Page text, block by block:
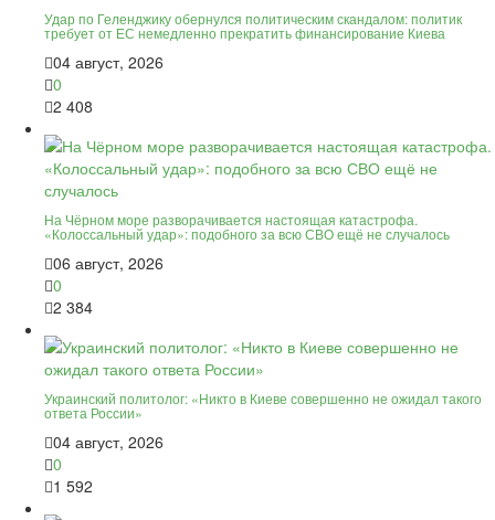
Удар по Геленджику обернулся политическим скандалом: политик
требует от ЕС немедленно прекратить финансирование Киева
04 август, 2026
0
2 408
На Чёрном море разворачивается настоящая катастрофа.
«Колоссальный удар»: подобного за всю СВО ещё не случалось
06 август, 2026
0
2 384
Украинский политолог: «Никто в Киеве совершенно не ожидал такого
ответа России»
04 август, 2026
0
1 592